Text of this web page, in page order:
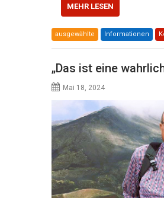
MEHR LESEN
ausgewählte Informationen
„Das ist eine
Mai 18, 2024